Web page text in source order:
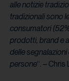
alle notizie
tradizionali sono
consumatori
prodotti, brand e
delle
persone“. – Chris